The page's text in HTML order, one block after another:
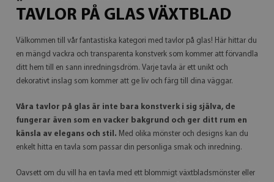
TAVLOR PÅ GLAS VÄXTBLAD
Välkommen till vår fantastiska kategori med tavlor på glas! Här hittar du
en mängd vackra och transparenta konstverk som kommer att förvandla
ditt hem till en sann inredningsdröm. Varje tavla är ett unikt och
dekorativt inslag som kommer att ge liv och färg till dina väggar.
Våra tavlor på glas är inte bara konstverk i sig själva, de
fungerar även som en vacker bakgrund och ger ditt rum en
känsla av elegans och stil. Med olika mönster och designs kan du
enkelt hitta en tavla som passar din personliga smak och inredning.
Oavsett om du vill ha en tavla med ett blommigt växtbladsmönster eller